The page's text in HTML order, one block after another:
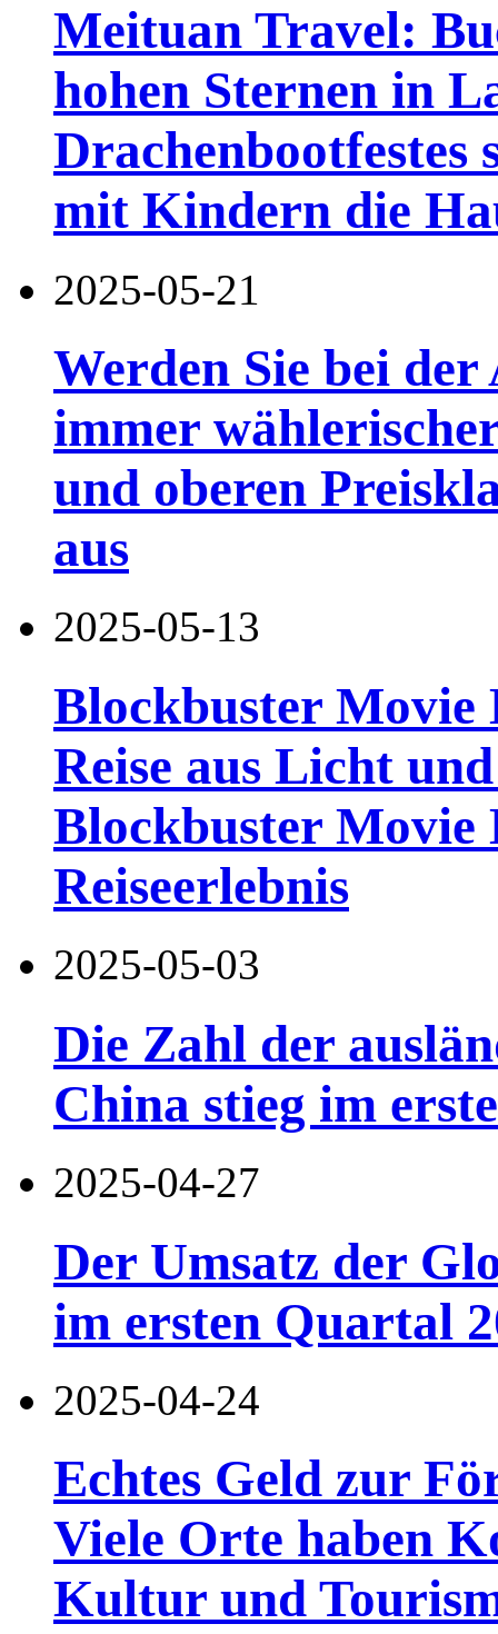
Meituan Travel:
hohen Sternen in
Drachenbootfestes
mit Kindern die
2025-05-21
Werden Sie bei
immer
und oberen
aus
2025-05-13
Blockbuster Movie
Reise aus Licht
Blockbuster Movie
Reiseerlebnis
2025-05-03
Die Zahl der
China stieg im
2025-04-27
Der Umsatz der
im ersten Quartal
2025-04-24
Echtes Geld zur
Viele Orte haben
Kultur und